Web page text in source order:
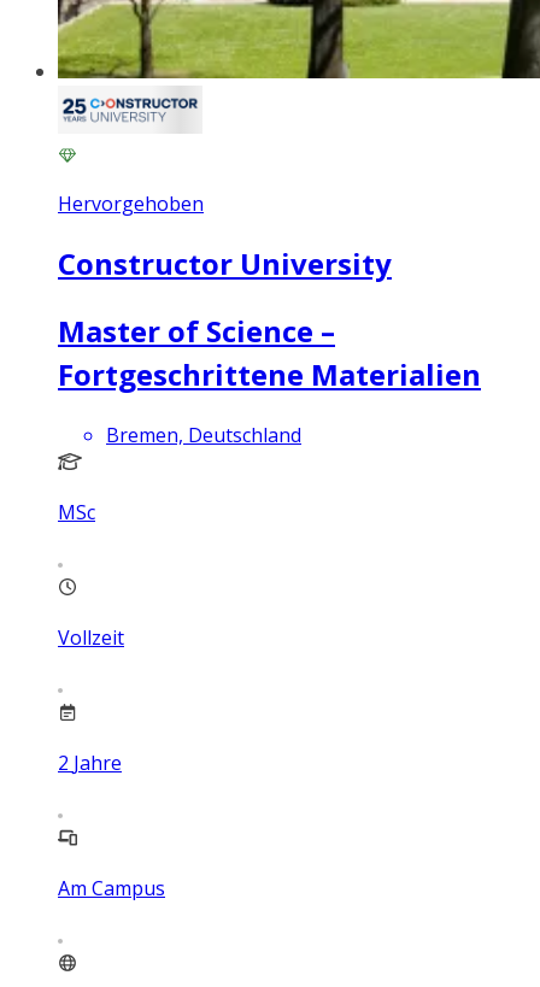
Hervorgehoben
Constructor University
Master of Science –
Fortgeschrittene Materialien
Bremen, Deutschland
MSc
Vollzeit
2 Jahre
Am Campus